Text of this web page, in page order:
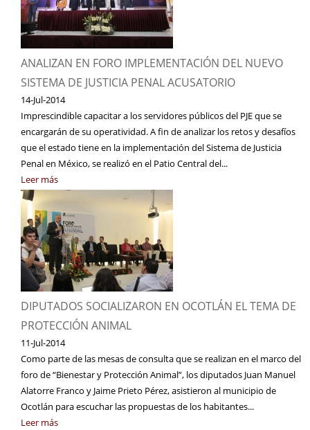
ANALIZAN EN FORO IMPLEMENTACIÓN DEL NUEVO
SISTEMA DE JUSTICIA PENAL ACUSATORIO
14-Jul-2014
Imprescindible capacitar a los servidores públicos del PJE que se
encargarán de su operatividad. A fin de analizar los retos y desafíos
que el estado tiene en la implementación del Sistema de Justicia
Penal en México, se realizó en el Patio Central del...
Leer más
DIPUTADOS SOCIALIZARON EN OCOTLÁN EL TEMA DE
PROTECCIÓN ANIMAL
11-Jul-2014
Como parte de las mesas de consulta que se realizan en el marco del
foro de “Bienestar y Protección Animal”, los diputados Juan Manuel
Alatorre Franco y Jaime Prieto Pérez, asistieron al municipio de
Ocotlán para escuchar las propuestas de los habitantes...
Leer más